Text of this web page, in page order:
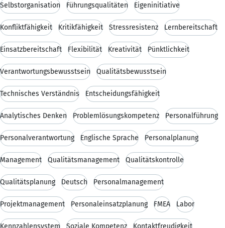
Selbstorganisation Führungsqualitäten Eigeninitiative
Konfliktfähigkeit Kritikfähigkeit Stressresistenz Lernbereitschaft
Einsatzbereitschaft Flexibilität Kreativität Pünktlichkeit
Verantwortungsbewusstsein Qualitätsbewusstsein
Technisches Verständnis Entscheidungsfähigkeit
Analytisches Denken Problemlösungskompetenz Personalführung
Personalverantwortung Englische Sprache Personalplanung
Management Qualitätsmanagement Qualitätskontrolle
Qualitätsplanung Deutsch Personalmanagement
Projektmanagement Personaleinsatzplanung FMEA Labor
Kennzahlensystem Soziale Kompetenz Kontaktfreudigkeit